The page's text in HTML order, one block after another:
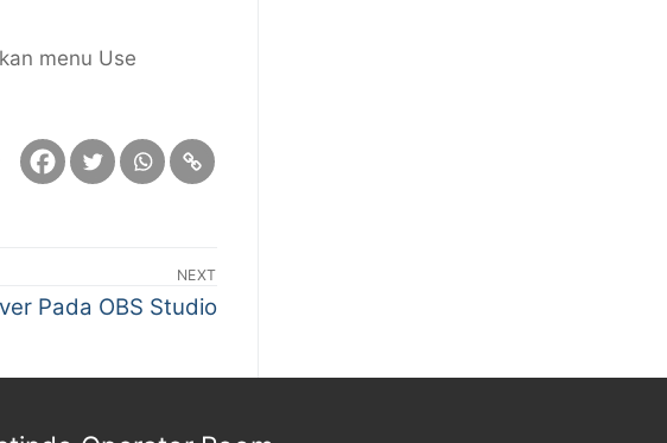
menu Use
NEXT
Pada OBS Studio